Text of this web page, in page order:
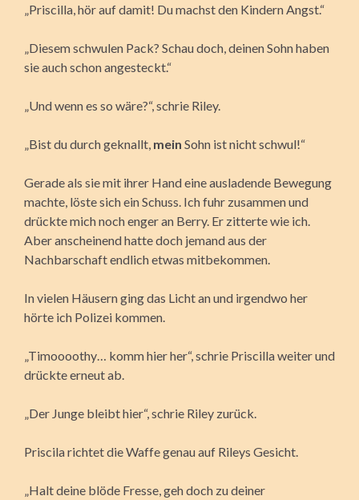
„Priscilla, hör auf damit! Du machst den Kindern Angst.“
„Diesem schwulen Pack? Schau doch, deinen Sohn haben
sie auch schon angesteckt.“
„Und wenn es so wäre?“, schrie Riley.
„Bist du durch geknallt, mein Sohn ist nicht schwul!“
Gerade als sie mit ihrer Hand eine ausladende Bewegung
machte, löste sich ein Schuss. Ich fuhr zusammen und
drückte mich noch enger an Berry. Er zitterte wie ich.
Aber anscheinend hatte doch jemand aus der
Nachbarschaft endlich etwas mitbekommen.
In vielen Häusern ging das Licht an und irgendwo her
hörte ich Polizei kommen.
„Timoooothy… komm hier her“, schrie Priscilla weiter und
drückte erneut ab.
„Der Junge bleibt hier“, schrie Riley zurück.
Priscila richtet die Waffe genau auf Rileys Gesicht.
„Halt deine blöde Fresse, geh doch zu deiner